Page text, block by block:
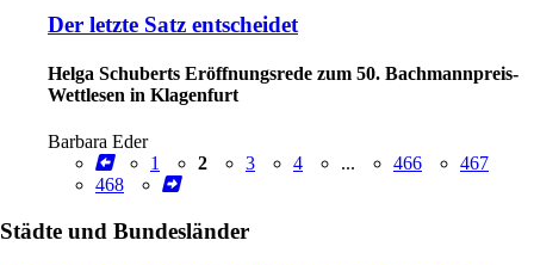
Der letzte Satz entscheidet
Helga Schuberts Eröffnungsrede zum 50. Bachmannpreis-
Wettlesen in Klagenfurt
Barbara Eder
1
2 3 4 ... 466
467
468
Städte und Bundesländer